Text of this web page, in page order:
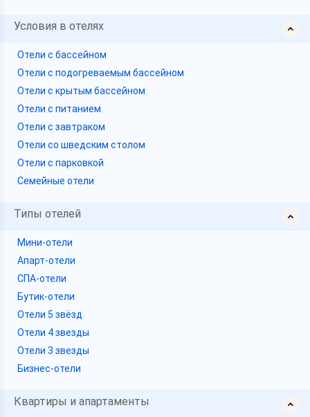
Условия в отелях
Отели с бассейном
Отели с подогреваемым бассейном
Отели с крытым бассейном
Отели с питанием
Отели с завтраком
Отели со шведским столом
Отели с парковкой
Семейные отели
Типы отелей
Мини-отели
Апарт-отели
СПА-отели
Бутик-отели
Отели 5 звёзд
Отели 4 звезды
Отели 3 звезды
Бизнес-отели
Квартиры и апартаменты